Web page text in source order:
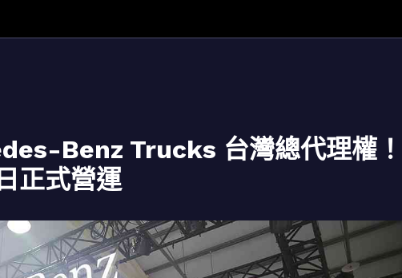
Benz Trucks 台灣總代理權！
正式營運